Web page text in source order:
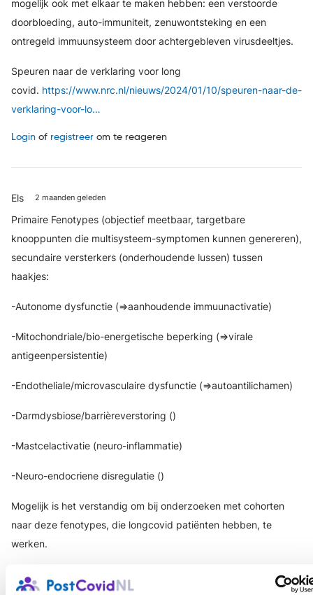
mogelijk ook met elkaar te maken hebben: een verstoorde
doorbloeding, auto-immuniteit, zenuwontsteking en een
ontregeld immuunsysteem door achtergebleven virusdeeltjes.
Speuren naar de verklaring voor long
covid. https://www.nrc.nl/nieuws/2024/01/10/speuren-naar-de-
verklaring-voor-lo…
Login of registreer om te reageren
Els 2 maanden geleden
Primaire Fenotypes (objectief meetbaar, targetbare
knooppunten die multisysteem-symptomen kunnen genereren),
secundaire versterkers (onderhoudende lussen) tussen
haakjes:
-Autonome dysfunctie (=>aanhoudende immuunactivatie)
-Mitochondriale/bio-energetische beperking (=>virale
antigeenpersistentie)
-Endotheliale/microvasculaire dysfunctie (=>autoantilichamen)
-Darmdysbiose/barrièreverstoring ()
-Mastcelactivatie (neuro-inflammatie)
-Neuro-endocriene disregulatie ()
Mogelijk is het verstandig om bij onderzoeken met cohorten
naar deze fenotypes, die longcovid patiënten hebben, te
werken.
https://www.frontiersin.org/journals/medicine/articles/10.3389/